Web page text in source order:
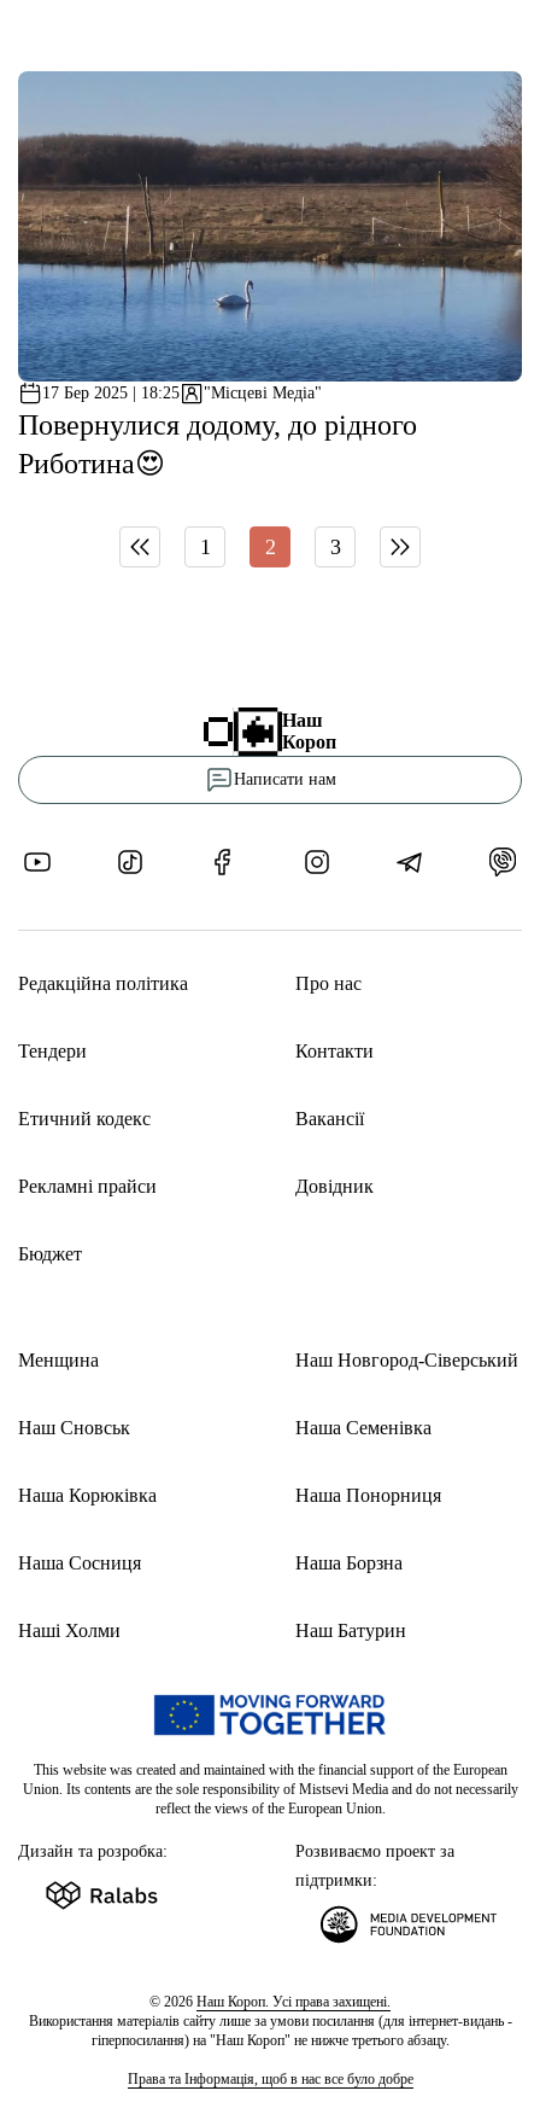
17 Бер 2025 | 18:25 "Місцеві Медіа"
Повернулися додому, до рідного
Риботина😍
1 2 3
Наш
Короп
Написати нам
Редакційна політика
Тендери
Етичний кодекс
Рекламні прайси
Бюджет
Про нас
Контакти
Вакансії
Довідник
Менщина
Наш Сновськ
Наша Корюківка
Наша Сосниця
Наші Холми
Наш Новгород-Сіверський
Наша Семенівка
Наша Понорниця
Наша Борзна
Наш Батурин
This website was created and maintained with the financial support of the European
Union. Its contents are the sole responsibility of Mistsevi Media and do not necessarily
reflect the views of the European Union.
Дизайн та розробка:
Розвиваємо проект за
підтримки:
© 2026 Наш Короп. Усі права захищені.
Використання матеріалів сайту лише за умови посилання (для інтернет-видань -
гіперпосилання) на "Наш Короп" не нижче третього абзацу.
Права та Інформація, щоб в нас все було добре